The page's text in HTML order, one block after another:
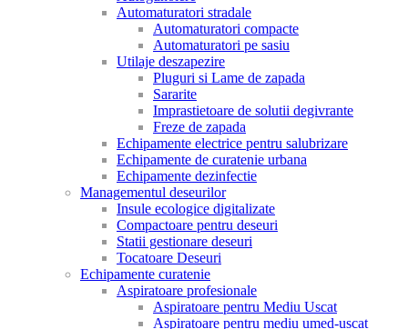
Automaturatori stradale
Automaturatori compacte
Automaturatori pe sasiu
Utilaje deszapezire
Pluguri si Lame de zapada
Sararite
Imprastietoare de solutii degivrante
Freze de zapada
Echipamente electrice pentru salubrizare
Echipamente de curatenie urbana
Echipamente dezinfectie
Managementul deseurilor
Insule ecologice digitalizate
Compactoare pentru deseuri
Statii gestionare deseuri
Tocatoare Deseuri
Echipamente curatenie
Aspiratoare profesionale
Aspiratoare pentru Mediu Uscat
Aspiratoare pentru mediu umed-uscat